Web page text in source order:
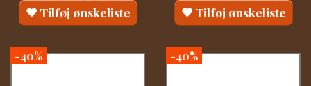
Tilføj ønskeliste Tilføj ønskeliste
-40% -40%